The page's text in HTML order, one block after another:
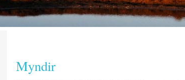
Myndir